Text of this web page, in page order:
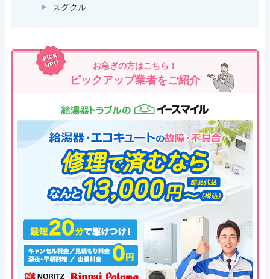
スグクル
お急ぎの方はこちら！
ピックアップ業者をご紹介